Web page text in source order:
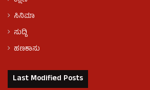
ಸಿನಿಮಾ
ಸುದ್ದಿ
ಹಣಕಾಸು
Last Modified Posts